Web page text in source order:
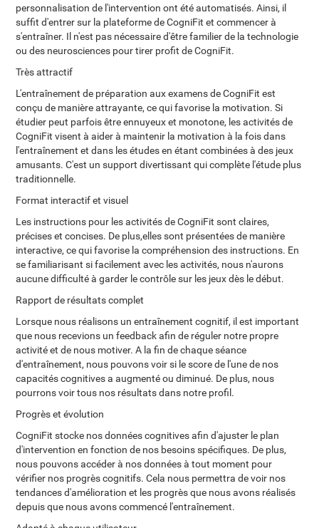
personnalisation de l'intervention ont été automatisés. Ainsi, il
suffit d'entrer sur la plateforme de CogniFit et commencer à
s'entraîner. Il n'est pas nécessaire d'être familier de la technologie
ou des neurosciences pour tirer profit de CogniFit.
Très attractif
L'entraînement de préparation aux examens de CogniFit est
conçu de manière attrayante, ce qui favorise la motivation. Si
étudier peut parfois être ennuyeux et monotone, les activités de
CogniFit visent à aider à maintenir la motivation à la fois dans
l'entraînement et dans les études en étant combinées à des jeux
amusants. C'est un support divertissant qui complète l'étude plus
traditionnelle.
Format interactif et visuel
Les instructions pour les activités de CogniFit sont claires,
précises et concises. De plus,elles sont présentées de manière
interactive, ce qui favorise la compréhension des instructions. En
se familiarisant si facilement avec les activités, nous n'aurons
aucune difficulté à garder le contrôle sur les jeux dès le début.
Rapport de résultats complet
Lorsque nous réalisons un entraînement cognitif, il est important
que nous recevions un feedback afin de réguler notre propre
activité et de nous motiver. A la fin de chaque séance
d'entraînement, nous pouvons voir si le score de l'une de nos
capacités cognitives a augmenté ou diminué. De plus, nous
pourrons voir tous nos résultats dans notre profil.
Progrès et évolution
CogniFit stocke nos données cognitives afin d'ajuster le plan
d'intervention en fonction de nos besoins spécifiques. De plus,
nous pouvons accéder à nos données à tout moment pour
vérifier nos progrès cognitifs. Cela nous permettra de voir nos
tendances d'amélioration et les progrès que nous avons réalisés
depuis que nous avons commencé l'entraînement.